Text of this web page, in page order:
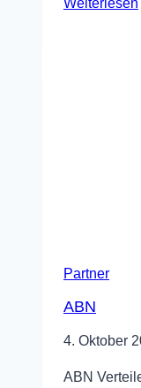
Weiterlesen
Partner
ABN
4. Oktober
ABN